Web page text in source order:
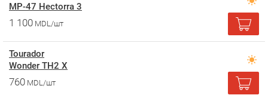
MP-47 Hectorra 3
1 100 MDL/шт
Tourador
Wonder TH2 X
760 MDL/шт